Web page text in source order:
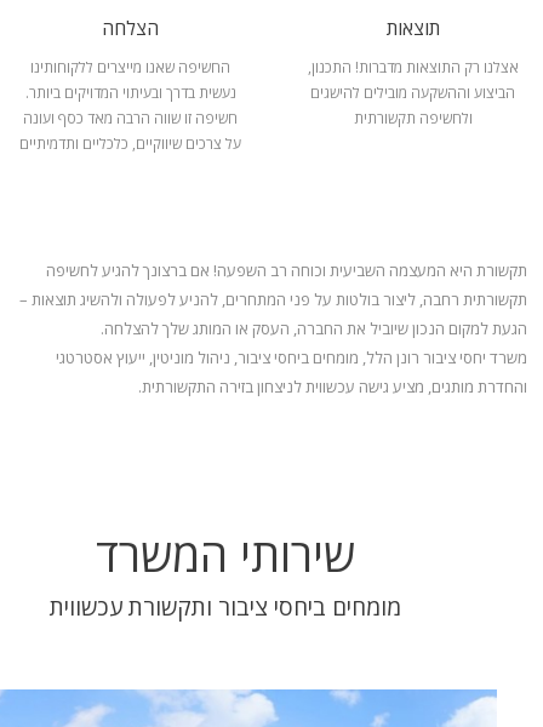
תוצאות
אצלנו רק התוצאות מדברות! התכנון,
הביצוע וההשקעה מובילים להישגים
ולחשיפה תקשורתית
הצלחה
החשיפה שאנו מייצרים ללקוחותינו
נעשית בדרך ובעיתוי המדויקים ביותר.
חשיפה זו שווה הרבה מאד כסף ועונה
על צרכים שיווקיים, כלכליים ותדמיתיים
תקשורת היא המעצמה השביעית וכוחה רב השפעה! אם ברצונך להגיע לחשיפה
תקשורתית רחבה, ליצור בולטות על פני המתחרים, להניעלפעולה ולהשיג תוצאות –
הגעת למקום הנכון שיוביל את החברה, העסק או המותג שלך להצלחה.
משרד יחסי ציבור רונן הלל, מומחים ביחסי ציבור, ניהול מוניטין, ייעוץ אסטרטגי
והחדרת מותגים, מציע גישה עכשווית לניצחון בזירה התקשורתית.
שירותי המשרד
מומחים ביחסי ציבור ותקשורת עכשווית